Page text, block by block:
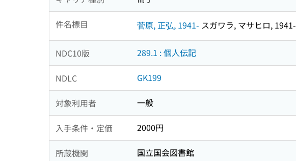
件名標目 菅原, 正弘, 1941- スガワラ, マサヒロ, 1941-
NDC10版 289.1 : 個人伝記
NDLC GK199
対象利用者 一般
入手条件・定価 2000円
所蔵機関 国立国会図書館